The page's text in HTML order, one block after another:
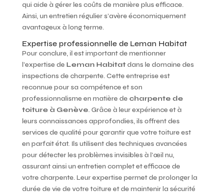
qui aide à gérer les coûts de manière plus efficace.
Ainsi, un entretien régulier s’avère économiquement
avantageux à long terme.
Expertise professionnelle de Leman Habitat
Pour conclure, il est important de mentionner
l’expertise de Leman Habitatdans le domaine des
inspections de charpente. Cette entreprise est
reconnue pour sa compétence et son
professionnalisme en matière de charpente de
toiture à Genève. Grâce à leur expérience et à
leurs connaissances approfondies, ils offrent des
services de qualité pour garantir que votre toiture est
en parfait état. Ils utilisent des techniques avancées
pour détecter les problèmes invisibles à l’œil nu,
assurant ainsi un entretien complet et efficace de
votre charpente. Leur expertise permet de prolonger la
durée de vie de votre toiture et de maintenir la sécurité